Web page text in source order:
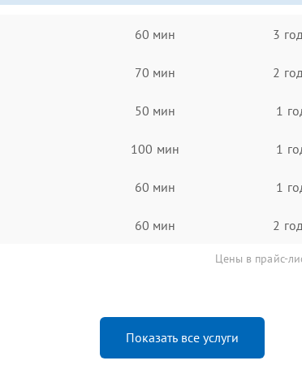
60 мин 3
70 мин 2
50 мин 1
100 мин 1
60 мин 1
60 мин 2
Цены в прайс-
Показать все услуги